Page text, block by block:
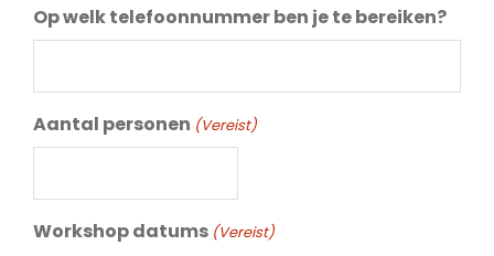
Op welk telefoonnummer ben je te bereiken?
Aantal personen (Vereist)
Workshop datums (Vereist)